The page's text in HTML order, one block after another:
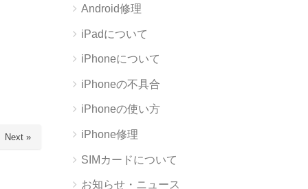
Next »
Android修理
iPadについて
iPhoneについて
iPhoneの不具合
iPhoneの使い方
iPhone修理
SIMカードについて
お知らせ・ニュース